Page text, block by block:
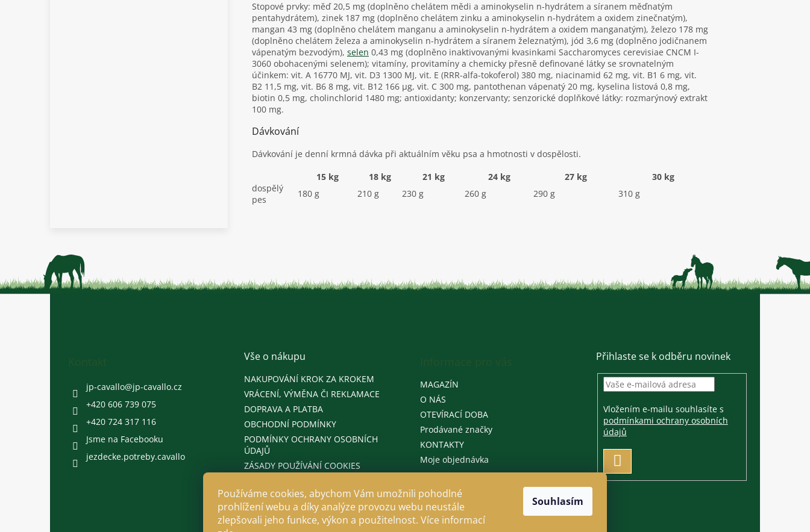
Používáme cookies, abychom Vám umožnili pohodlné
prohlížení webu a díky analýze provozu webu neustále
zlepšovali jeho funkce, výkon a použitelnost. Více informací
Souhlasím
Stopové prvky: měď 20,5 mg (doplněno chelátem mědi a aminokyselin n-hydrátem a síranem měďnatým
pentahydrátem), zinek 187 mg (doplněno chelátem zinku a aminokyselin n-hydrátem a oxidem zinečnatým),
mangan 43 mg (doplněno chelátem manganu a aminokyselin n-hydrátem a oxidem manganatým), železo 178 mg
(doplněno chelátem železa a aminokyselin n-hydrátem a síranem železnatým), jód 3,6 mg (doplněno jodičnanem
vápenatým bezvodým), selen 0,43 mg (doplněno inaktivovanými kvasinkami Saccharomyces cerevisiae CNCM I-
3060 obohacenými selenem); vitamíny, provitamíny a chemicky přesně definované látky se srovnatelným
účinkem: vit. A 16770 MJ, vit. D3 1300 MJ, vit. E (RRR-alfa-tokoferol) 380 mg, niacinamid 62 mg, vit. B1 6 mg, vit.
B2 11,5 mg, vit. B6 8 mg, vit. B12 166 µg, vit. C 300 mg, pantothenan vápenatý 20 mg, kyselina listová 0,8 mg,
biotin 0,5 mg, cholinchlorid 1480 mg; antioxidanty; konzervanty; senzorické doplňkové látky: rozmarýnový extrakt
100 mg.
Dávkování
Dávkování je denní krmná dávka při aktuálním věku psa a hmotnosti v dospělosti.
15 kg
18 kg 21 kg 24 kg 27 kg
30 kg
dospělý
pes
180 g 210 g 230 g 260 g 290 g 310 g
Z
jp-cavallo@jp-cavallo.cz
+420 606 739 075
+420 724 317 116
Jsme na Facebooku
jezdecke.potreby.cavallo
Vše o nákupu
NAKUPOVÁNÍ KROK ZA KROKEM
VRÁCENÍ, VÝMĚNA ČI REKLAMACE
DOPRAVA A PLATBA
OBCHODNÍ PODMÍNKY
PODMÍNKY OCHRANY OSOBNÍCH
ÚDAJŮ
ZÁSADY POUŽÍVÁNÍ COOKIES
MAGAZÍN
O NÁS
OTEVÍRACÍ DOBA
Prodávané značky
KONTAKTY
Moje objednávka
Přihlaste se k odběru novinek
Vložením e-mailu souhlasíte s
podmínkami ochrany osobních
údajů
SE